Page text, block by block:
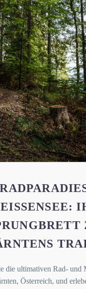
die ultimativen Rad- und
Österreich, und